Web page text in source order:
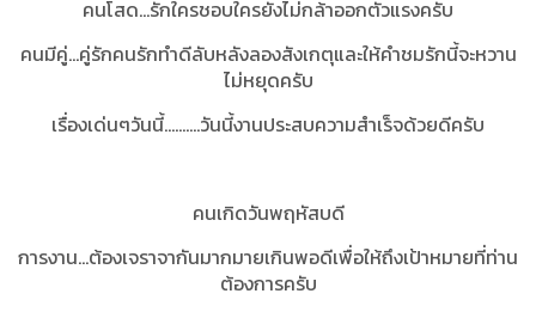
คนโสด...รักใครชอบใครยังไม่กล้าออกตัวแรงครับ
คนมีคู่...คู่รักคนรักทำดีลับหลังลองสังเกตุและให้คำชมรักนี้จะหวาน
ไม่หยุดครับ
เรื่องเด่นๆวันนี้..........วันนี้งานประสบความสำเร็จด้วยดีครับ
คนเกิดวันพฤหัสบดี
การงาน...ต้องเจราจากันมากมายเกินพอดีเพื่อให้ถึงเป้าหมายที่ท่าน
ต้องการครับ